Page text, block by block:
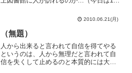
というレベルだったが。こういうところ
にも差があるのだな。ただ、音楽ＣＤが
無いのが玉に瑕...
2010.06.21(月)
（無題）
人から出来ると言われて自信を得てやる
というのは、人から無理だと言われて自
信を失くして止めるのと本質的には大し